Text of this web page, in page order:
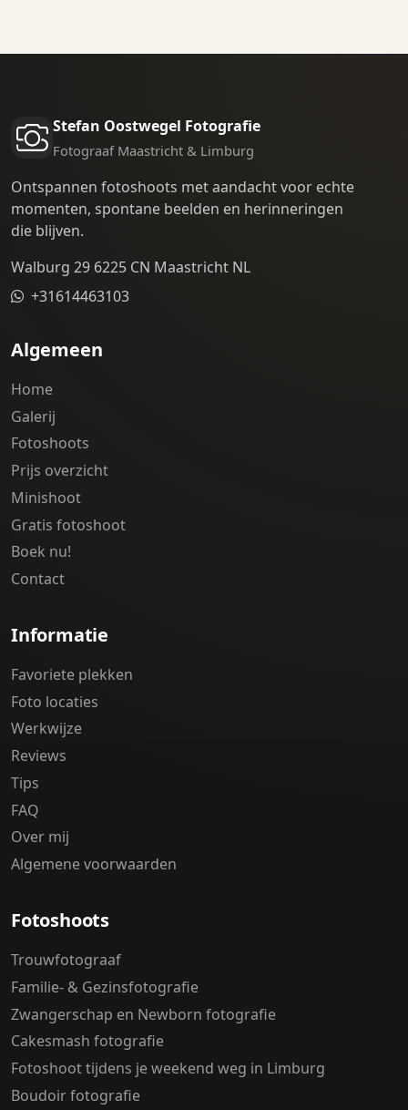
Stefan Oostwegel Fotografie
Fotograaf Maastricht & Limburg
Ontspannen fotoshoots met aandacht voor echte
momenten, spontane beelden en herinneringen
die blijven.
Walburg 29 6225 CN Maastricht NL
+31614463103
Algemeen
Home
Galerij
Fotoshoots
Prijs overzicht
Minishoot
Gratis fotoshoot
Boek nu!
Contact
Informatie
Favoriete plekken
Foto locaties
Werkwijze
Reviews
Tips
FAQ
Over mij
Algemene voorwaarden
Fotoshoots
Trouwfotograaf
Familie- & Gezinsfotografie
Zwangerschap en Newborn fotografie
Cakesmash fotografie
Fotoshoot tijdens je weekend weg in Limburg
Boudoir fotografie